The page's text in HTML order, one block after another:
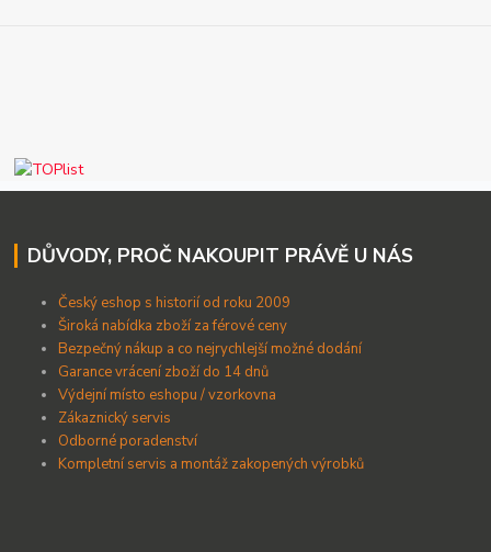
DŮVODY, PROČ NAKOUPIT PRÁVĚ U NÁS
Český eshop s historií od roku 2009
Široká nabídka zboží za férové ceny
Bezpečný nákup a co nejrychlejší možné dodání
Garance vrácení zboží do 14 dnů
Výdejní místo eshopu / vzorkovna
Zákaznický servis
Odborné poradenství
Kompletní servis a montáž zakopených výrobků